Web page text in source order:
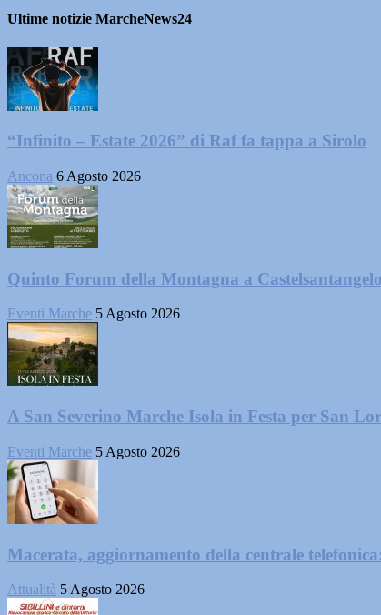
Ultime notizie MarcheNews24
“Infinito – Estate 2026” di Raf fa tappa a Sirolo
Ancona 6 Agosto 2026
Quinto Forum della Montagna a
Eventi Marche 5 Agosto 2026
A San Severino Marche Isola in Festa per San
Eventi Marche 5 Agosto 2026
Macerata, aggiornamento della centrale
Attualità 5 Agosto 2026